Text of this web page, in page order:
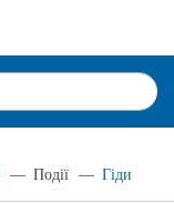
— Події — Гіди